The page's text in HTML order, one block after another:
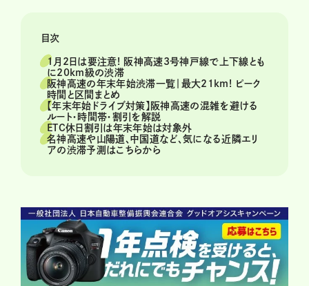
目次
1月2日は要注意! 阪神高速3号神戸線で上下線とも
に20km級の渋滞
阪神高速の年末年始渋滞一覧｜最大21km! ピーク
時間と区間まとめ
【年末年始ドライブ対策】阪神高速の混雑を避ける
ルート・時間帯・割引を解説
ETC休日割引は年末年始は対象外
名神高速や山陽道、中国道など、気になる近隣エリ
アの渋滞予測はこちらから